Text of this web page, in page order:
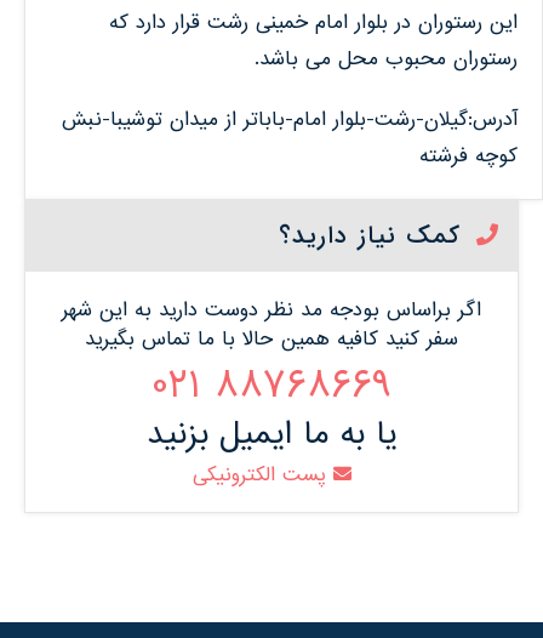
این رستوران در بلوار امام خمینی رشت قرار دارد که
رستوران محبوب محل می باشد.
آدرس:گیلان-رشت-بلوار امام-باباتر از میدان توشیبا-نبش
کوچه فرشته
کمک نیاز دارید؟
اگر براساس بودجه مد نظر دوست دارید به این شهر
سفر کنید کافیه همین حالا با ما تماس بگیرید
88768669 021
یا به ما ایمیل بزنید
پست الکترونیکی